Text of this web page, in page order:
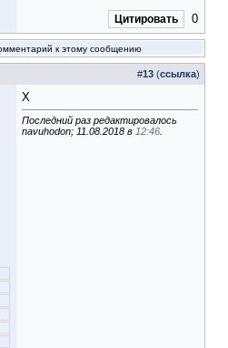
Цитировать 0
к этому сообщению
#13 (ссылка)
Х
Последний раз редактировалось
navuhodon; 11.08.2018 в 12:46